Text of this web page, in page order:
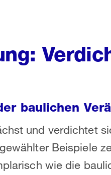
baulichen
und verdichtet
Beispiele
wie die